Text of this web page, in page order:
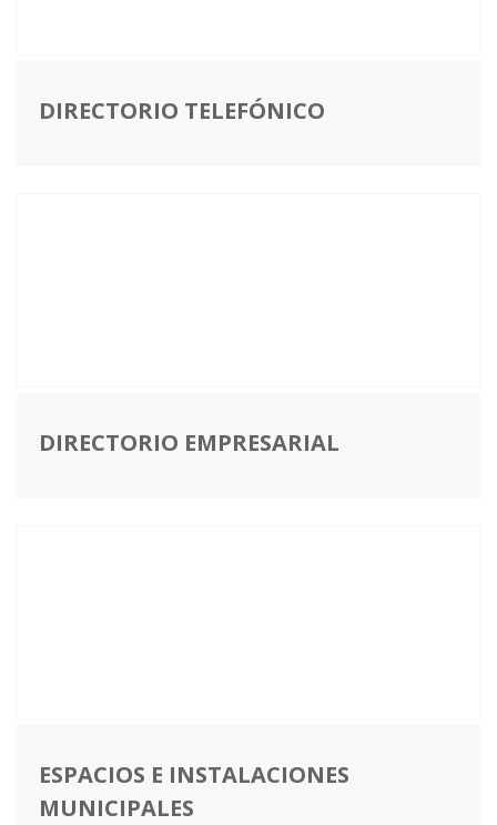
DIRECTORIO TELEFÓNICO
DIRECTORIO EMPRESARIAL
ESPACIOS E INSTALACIONES
MUNICIPALES